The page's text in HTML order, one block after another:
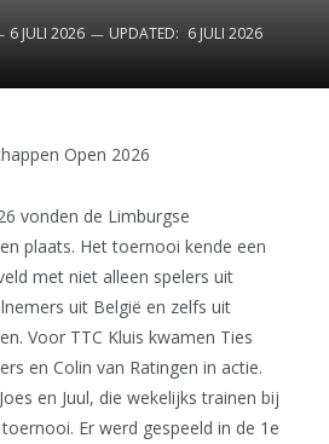
6 JULI 2026 UPDATED: 6 JULI 2026
Open 2026
vonden de Limburgse
plaats. Het toernooi kende een
met niet alleen spelers uit
uit België en zelfs uit
Voor TTC Kluis kwamen Ties
en Colin van Ratingen in actie.
en Juul, die wekelijks trainen bij
Er werd gespeeld in de 1e